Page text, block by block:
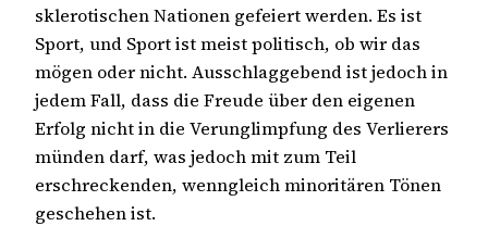
sklerotischen Nationen gefeiert werden. Es ist
Sport, und Sport ist meist politisch, ob wir das
mögen oder nicht. Ausschlaggebend ist jedoch in
jedem Fall, dass die Freude über den eigenen
Erfolg nicht in die Verunglimpfung des Verlierers
münden darf, was jedoch mit zum Teil
erschreckenden, wenngleich minoritären Tönen
geschehen ist.